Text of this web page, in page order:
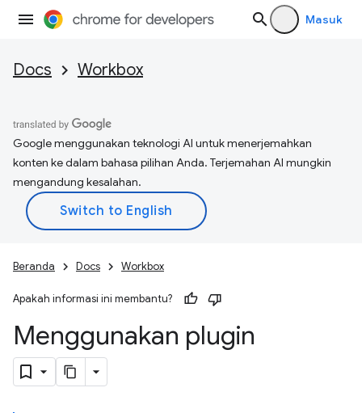
Masuk
Docs Workbox
Google menggunakan teknologi AI untuk menerjemahkan
konten ke dalam bahasa pilihan Anda. Terjemahan AI mungkin
mengandung kesalahan.
Beranda Docs Workbox
Apakah informasi ini membantu?
Menggunakan plugin